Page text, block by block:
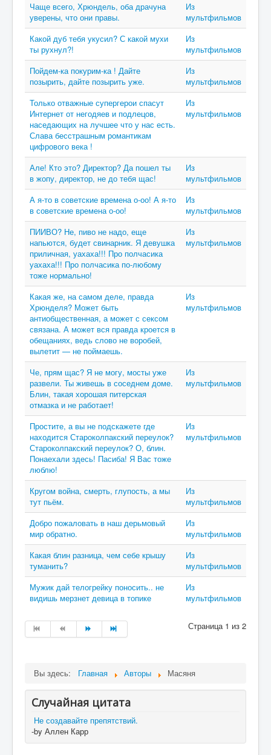
Чаще всего, Хрюндель, оба драчуна
уверены, что они правы.
Из
мультфильмов
Какой дуб тебя укусил? С какой мухи
ты рухнул?!
Из
мультфильмов
Пойдем-ка покурим-ка ! Дайте
позырить, дайте позырить уже.
Из
мультфильмов
Только отважные супергерои спасут
Интернет от негодяев и подлецов,
наседающих на лучшее что у нас есть.
Слава бесстрашным романтикам
цифрового века !
Из
мультфильмов
Але! Кто это? Директор? Да пошел ты
в жопу, директор, не до тебя щас!
Из
мультфильмов
А я-то в советские времена о-оо! А я-то
в советские времена о-оо!
Из
мультфильмов
ПИИВО? Не, пиво не надо, еще
напьются, будет свинарник. Я девушка
приличная, уахаха!!! Про полчасика
уахаха!!! Про полчасика по-любому
тоже нормально!
Из
мультфильмов
Какая же, на самом деле, правда
Хрюнделя? Может быть
антиобщественная, а может с сексом
связана. А может вся правда кроется в
обещаниях, ведь слово не воробей,
вылетит — не поймаешь.
Из
мультфильмов
Че, прям щас? Я не могу, мосты уже
развели. Ты живешь в соседнем доме.
Блин, такая хорошая питерская
отмазка и не работает!
Из
мультфильмов
Простите, а вы не подскажете где
находится Староколпакский переулок?
Староколпакский переулок? О, блин.
Понаехали здесь! Пасиба! Я Вас тоже
люблю!
Из
мультфильмов
Кругом война, смерть, глупость, а мы
тут пьём.
Из
мультфильмов
Добро пожаловать в наш дерьмовый
мир обратно.
Из
мультфильмов
Какая блин разница, чем себе крышу
туманить?
Из
мультфильмов
Мужик дай телогрейку поносить.. не
видишь мерзнет девица в топике
Из
мультфильмов
Страница 1 из 2
Вы здесь: Главная Авторы Масяня
Случайная цитата
Не создавайте препятствий.
-by Аллен Карр